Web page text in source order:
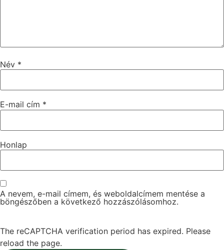
Név *
E-mail cím *
Honlap
A nevem, e-mail címem, és weboldalcímem mentése a
böngészőben a következő hozzászólásomhoz.
The reCAPTCHA verification period has expired. Please
reload the page.